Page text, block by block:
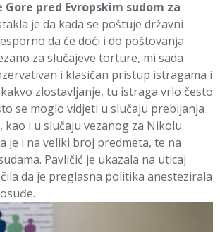
Gore pred Evropskim sudom za
je da kada se poštuje državni
da će doći i do poštovanja
za slučajeve torture, mi sada
i klasičan pristup istragama i
zlostavljanje, tu istraga vrlo često
se moglo vidjeti u slučaju prebijanja
kao i u slučaju vezanog za Nikolu
je i na veliki broj predmeta, te na
Pavličić je ukazala na uticaj
da je preglasna politika anestezirala